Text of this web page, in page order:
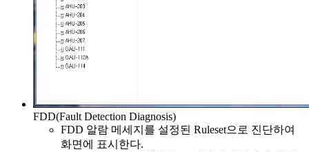
FDD(Fault Detection Diagnosis)
FDD 알람 메세지를 설정된 Ruleset으로 진단하여
화면에 표시한다.